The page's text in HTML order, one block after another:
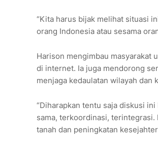
“Kita harus bijak melihat situasi
orang Indonesia atau sesama
Harison mengimbau masyarakat
di internet. Ia juga mendorong
menjaga kedaulatan wilayah dan
“Diharapkan tentu saja diskusi
sama, terkoordinasi, terintegrasi.
tanah dan peningkatan